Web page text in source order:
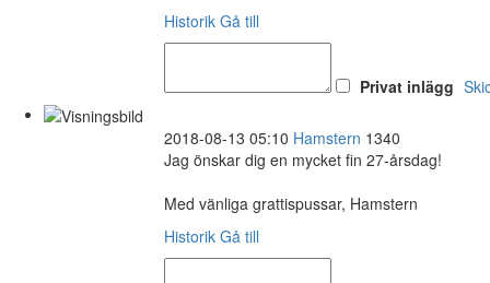
Historik Gå till
Privat inlägg
2018-08-13 05:10 Hamstern 1340
Jag önskar dig en mycket fin 27-årsdag!
Med vänliga grattispussar, Hamstern
Historik Gå till